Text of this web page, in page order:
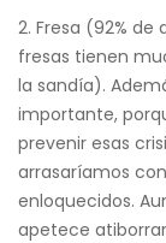
2. Fresa (92%
fresas tienen
la sandía).
importante,
prevenir esas
arrasaríamos
enloquecidos.
apetece